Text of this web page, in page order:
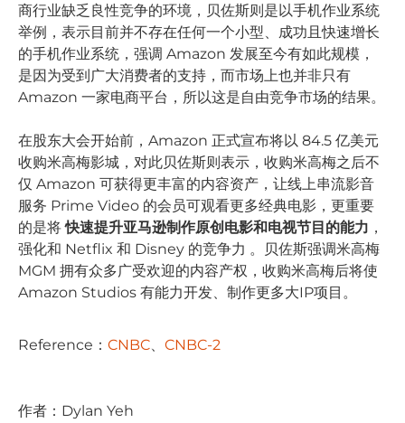
商行业缺乏良性竞争的环境，贝佐斯则是以手机作业系统
举例，表示目前并不存在任何一个小型、成功且快速增长
的手机作业系统，强调 Amazon 发展至今有如此规模，
是因为受到广大消费者的支持，而市场上也并非只有
Amazon 一家电商平台，所以这是自由竞争市场的结果。
在股东大会开始前，Amazon 正式宣布将以 84.5 亿美元
收购米高梅影城，对此贝佐斯则表示，收购米高梅之后不
仅 Amazon 可获得更丰富的内容资产，让线上串流影音
服务 Prime Video 的会员可观看更多经典电影，更重要
的是将快速提升亚马逊制作原创电影和电视节目的能力 ，
强化和 Netflix 和 Disney 的竞争力 。贝佐斯强调米高梅
MGM 拥有众多广受欢迎的内容产权，收购米高梅后将使
Amazon Studios 有能力开发、制作更多大IP项目。
Reference： CNBC、 CNBC-2
作者：Dylan Yeh